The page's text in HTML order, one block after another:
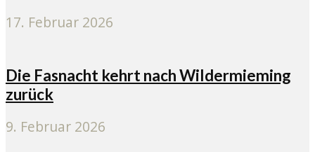
17. Februar 2026
Die Fasnacht kehrt nach Wildermieming
zurück
9. Februar 2026